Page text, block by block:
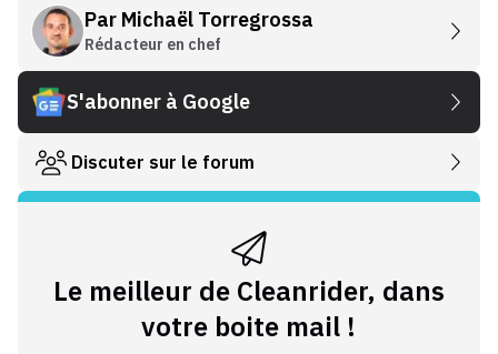
Par Michaël Torregrossa
Rédacteur en chef
S'abonner à Google
Discuter sur le forum
Le meilleur de Cleanrider, dans
votre boite mail !